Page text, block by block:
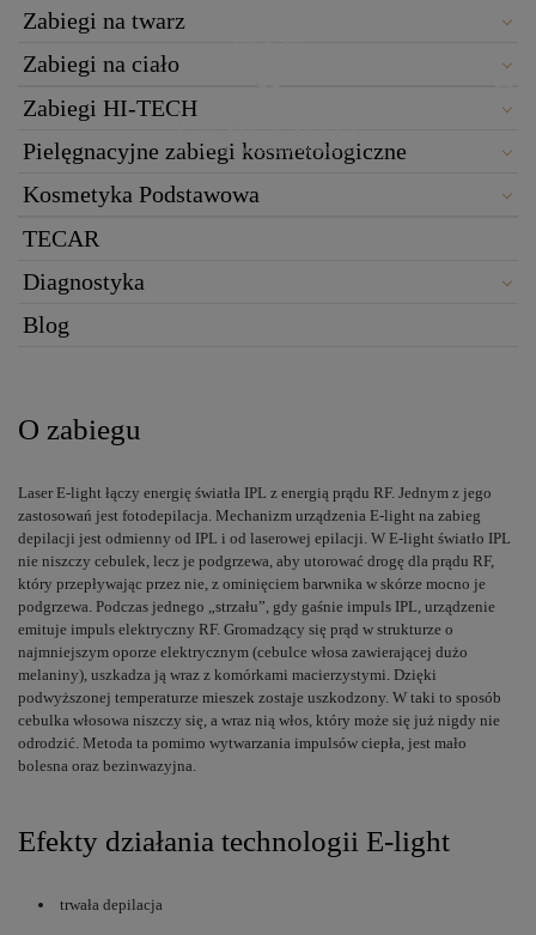
Zabiegi na twarz
Zabiegi na ciało
Zabiegi HI-TECH
Pielęgnacyjne zabiegi kosmetologiczne
Kosmetyka Podstawowa
TECAR
Diagnostyka
Blog
O zabiegu
Laser E-light łączy energię światła IPL z energią prądu RF. Jednym z jego
zastosowań jest fotodepilacja. Mechanizm urządzenia E-light na zabieg
depilacji jest odmienny od IPL i od laserowej epilacji. W E-light światło IPL
nie niszczy cebulek, lecz je podgrzewa, aby utorować drogę dla prądu RF,
który przepływając przez nie, z ominięciem barwnika w skórze mocno je
podgrzewa. Podczas jednego „strzału”, gdy gaśnie impuls IPL, urządzenie
emituje impuls elektryczny RF. Gromadzący się prąd w strukturze o
najmniejszym oporze elektrycznym (cebulce włosa zawierającej dużo
melaniny), uszkadza ją wraz z komórkami macierzystymi. Dzięki
podwyższonej temperaturze mieszek zostaje uszkodzony. W taki to sposób
cebulka włosowa niszczy się, a wraz nią włos, który może się już nigdy nie
odrodzić. Metoda ta pomimo wytwarzania impulsów ciepła, jest mało
bolesna oraz bezinwazyjna.
Efekty działania technologii E-light
trwała depilacja